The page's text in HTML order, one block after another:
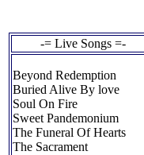
-= Live Songs =-
Beyond Redemption
Buried Alive By love
Soul On Fire
Sweet Pandemonium
The Funeral Of Hearts
The Sacrament